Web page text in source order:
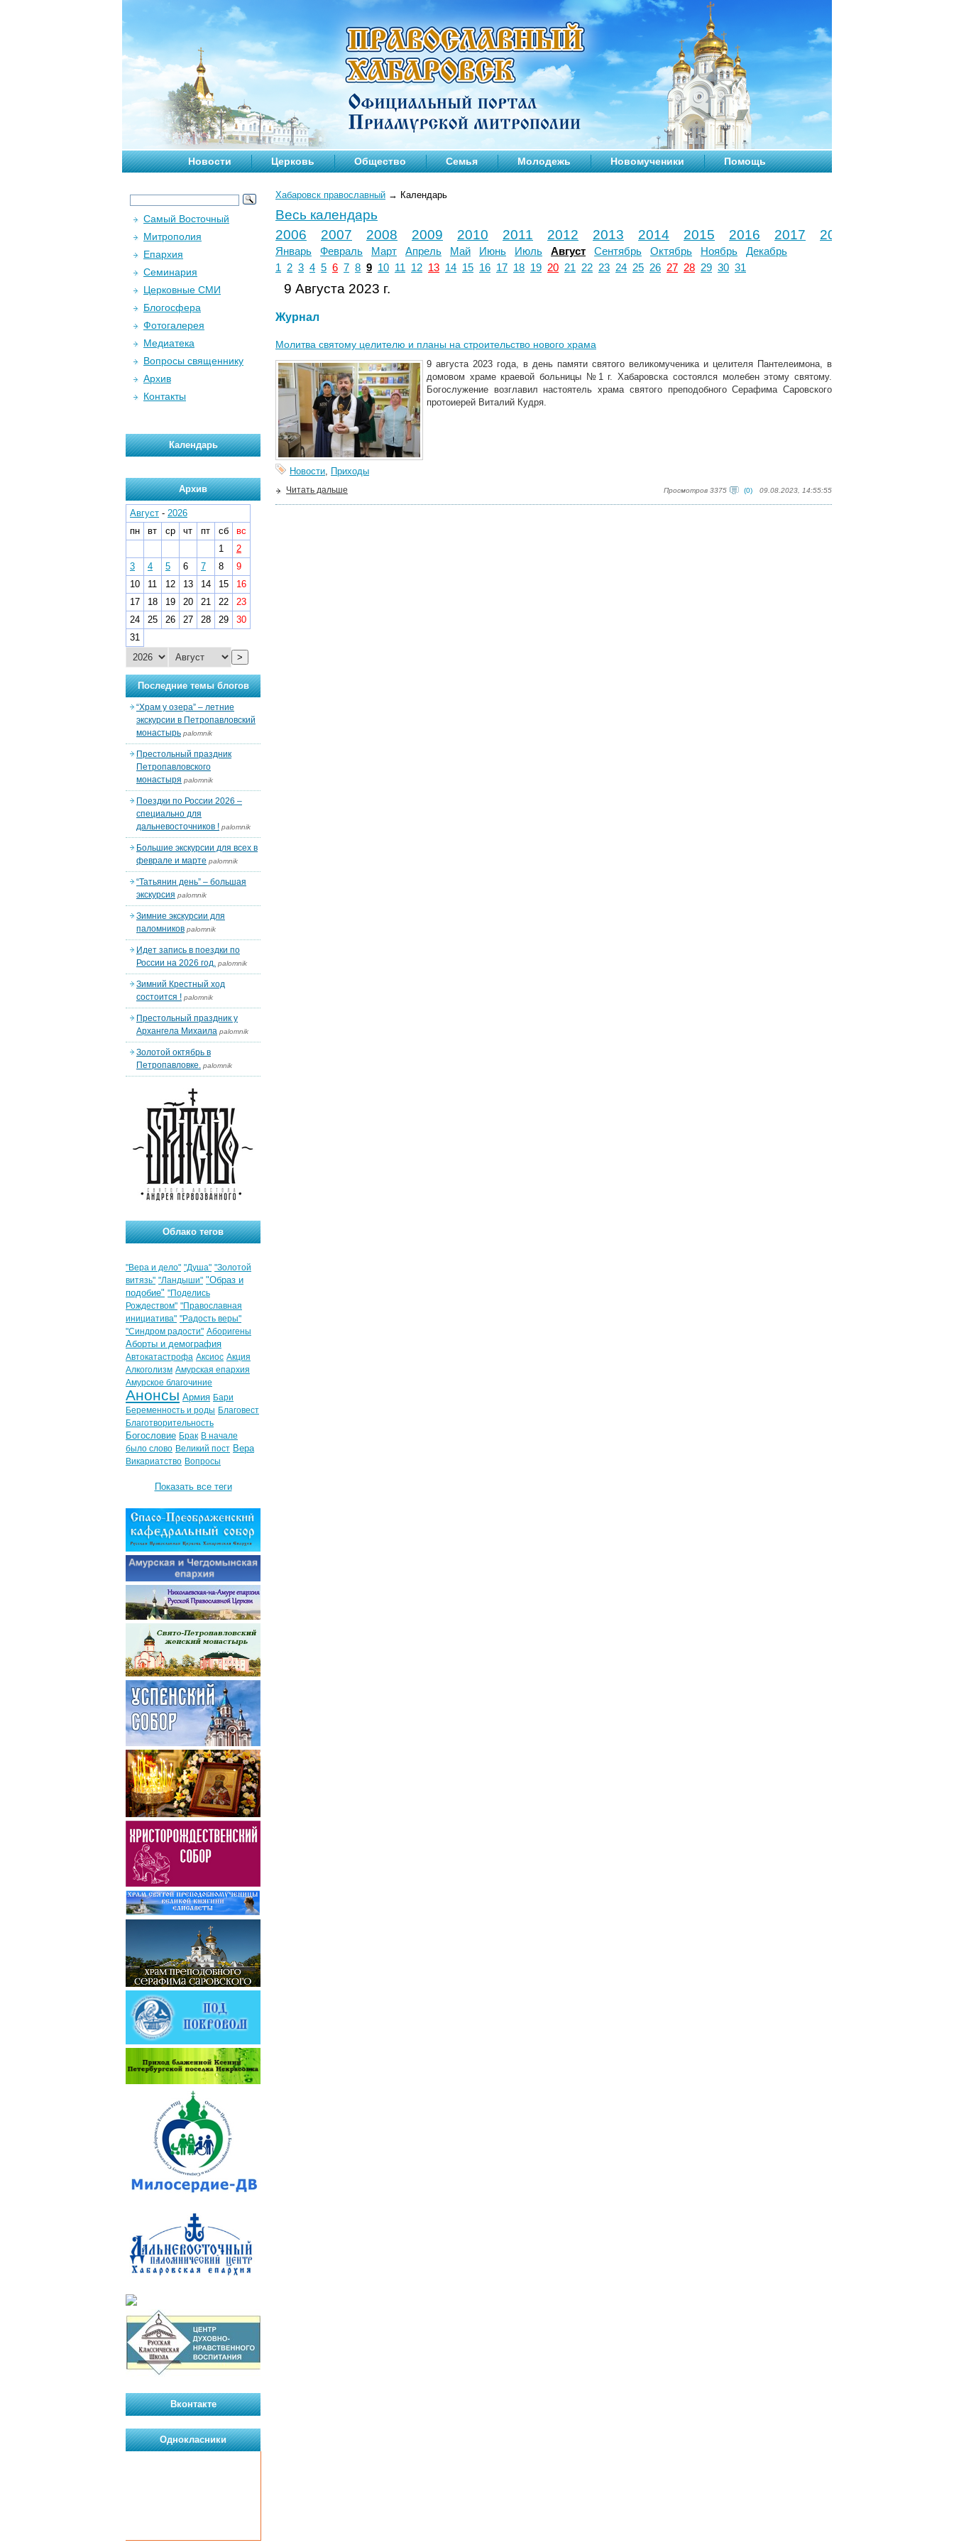
Новости Церковь Общество Семья Молодежь Новомученики Помощь
Хабаровск православный → Календарь
Весь календарь
2006
2007 2008 2009 2010 2011 2012 2013 2014 2015 2016 2017 2018
Январь Февраль Март Апрель Май Июнь Июль Август Сентябрь Октябрь Ноябрь
Декабрь
1
2 3 4 5 6 7 8 9 10 11 12 13 14 15 16 17 18 19 20 21 22 23 24 25 26 27 28 29 30 31
9 Августа 2023 г.
Журнал
Молитва святому целителю и планы на строительство нового храма
9 августа 2023 года, в день памяти святого великомученика и целителя Пантелеимона, в
домовом храме краевой больницы №1 г. Хабаровска состоялся молебен этому святому.
Богослужение возглавил настоятель храма святого преподобного Серафима Саровского
протоиерей Виталий Кудря.
Новости, Приходы
Просмотров 3375 (0) 09.08.2023, 14:55:55
Читать дальше
Самый Восточный
Митрополия
Епархия
Семинария
Церковные СМИ
Блогосфера
Фотогалерея
Медиатека
Вопросы священнику
Архив
Контакты
Календарь
Архив
Август - 2026
пн
вт ср чт пт сб
вс
1
2
3
4 5 6 7 8
9
10
11 12 13 14 15
16
17
18 19 20 21 22
23
24
25 26 27 28 29
30
31
>
Последние темы блогов
“Храм у озера” – летние
экскурсии в Петропавловский
монастырь palomnik
Престольный праздник
Петропавловского
монастыря palomnik
Поездки по России 2026 –
специально для
дальневосточников ! palomnik
Большие экскурсии для всех в
феврале и марте palomnik
“Татьянин день” – большая
экскурсия palomnik
Зимние экскурсии для
паломников palomnik
Идет запись в поездки по
России на 2026 год. palomnik
Зимний Крестный ход
состоится ! palomnik
Престольный праздник у
Архангела Михаила palomnik
Золотой октябрь в
Петропавловке. palomnik
Облако тегов
"Вера и дело" "Душа" "Золотой
витязь" "Ландыши" "Образ и
подобие" "Поделись
Рождеством" "Православная
инициатива" "Радость веры"
"Синдром радости" Аборигены
Аборты и демография
Автокатастрофа Аксиос Акция
Алкоголизм Амурская епархия
Амурское благочиние
Анонсы Армия Бари
Беременность и роды Благовест
Благотворительность
Богословие Брак В начале
было слово Великий пост Вера
Викариатство Вопросы
Показать все теги
Вконтакте
Однокласники